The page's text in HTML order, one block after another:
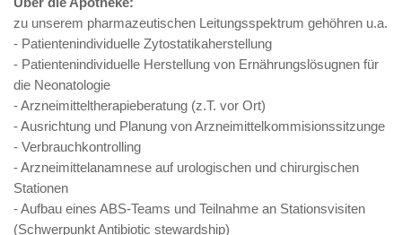
zu unserem pharmazeutischen Leitungsspektrum gehöhren u.a.
- Patientenindividuelle Zytostatikaherstellung
- Patientenindividuelle Herstellung von Ernährungslösugnen für
die Neonatologie
- Arzneimitteltherapieberatung (z.T. vor Ort)
- Ausrichtung und Planung von Arzneimittelkommisionssitzunge
- Verbrauchkontrolling
- Arzneimittelanamnese auf urologischen und chirurgischen
Stationen
- Aufbau eines ABS-Teams und Teilnahme an Stationsvisiten
(Schwerpunkt Antibiotic stewardship)